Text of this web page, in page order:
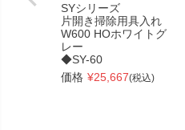
SYシリーズ
片開き掃除用具入れ
W600 HOホワイトグ
レー
◆SY-60
価格 ¥25,667(税込)